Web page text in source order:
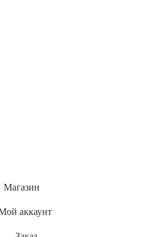
Магазин
аккаунт